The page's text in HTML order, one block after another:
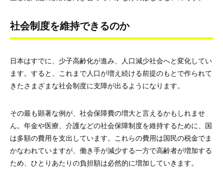
社会制度を維持できるのか
日本はすでに、少子高齢化が進み、人口減少社会へと変化してい
ます。すると、これまで人口が増え続ける前提のもとで作られて
きたさまざまな社会制度に支障が出るようになります。
その最も顕著な例が、社会保障費の増大と言えるかもしれませ
ん。年金や医療、介護などの社会保障制度を維持するために、国
は多額の費用を支出しています。これらの費用は国民の税金でま
かなわれていますが、働き手が減少する一方で高齢者が増加する
ため、ひとりあたりの負担額は必然的に増加していきます。